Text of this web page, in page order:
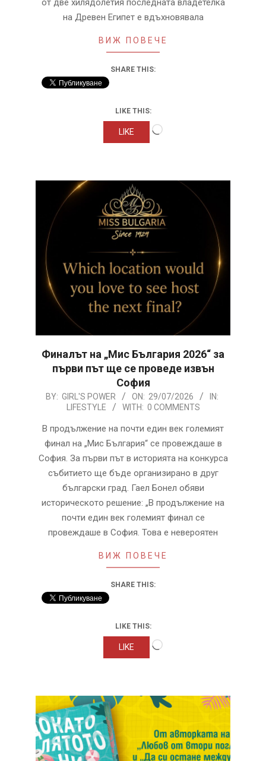
от две хилядолетия последната владетелка
на Древен Египет е вдъхновявала
ВИЖ ПОВЕЧЕ
SHARE THIS:
LIKE THIS:
LIKE
Финалът на „Мис България 2026“ за
първи път ще се проведе извън
София
2026-
29
BY: GIRL'S POWER ON: 29/07/2026
IN:
LIFESTYLE
WITH: 0 COMMENTS
В продължение на почти един век големият
финал на „Мис България“ се провеждаше в
София. За първи път в историята на конкурса
събитието ще бъде организирано в друг
български град. Гаел Бонел обяви
историческото решение: „В продължение на
почти един век големият финал се
провеждаше в София. Това е невероятен
ВИЖ ПОВЕЧЕ
SHARE THIS:
LIKE THIS:
LIKE